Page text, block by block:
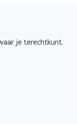
je terechtkunt.